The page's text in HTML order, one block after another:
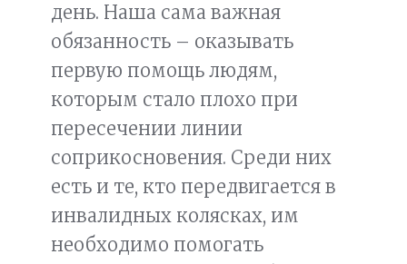
день. Наша сама важная
обязанность – оказывать
первую помощь людям,
которым стало плохо при
пересечении линии
соприкосновения. Среди них
есть и те, кто передвигается в
инвалидных колясках, им
необходимо помогать